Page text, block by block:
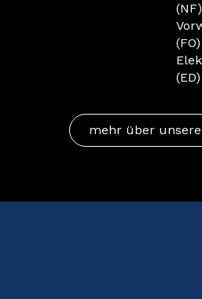
(NF)
(FO)
(ED)
mehr über